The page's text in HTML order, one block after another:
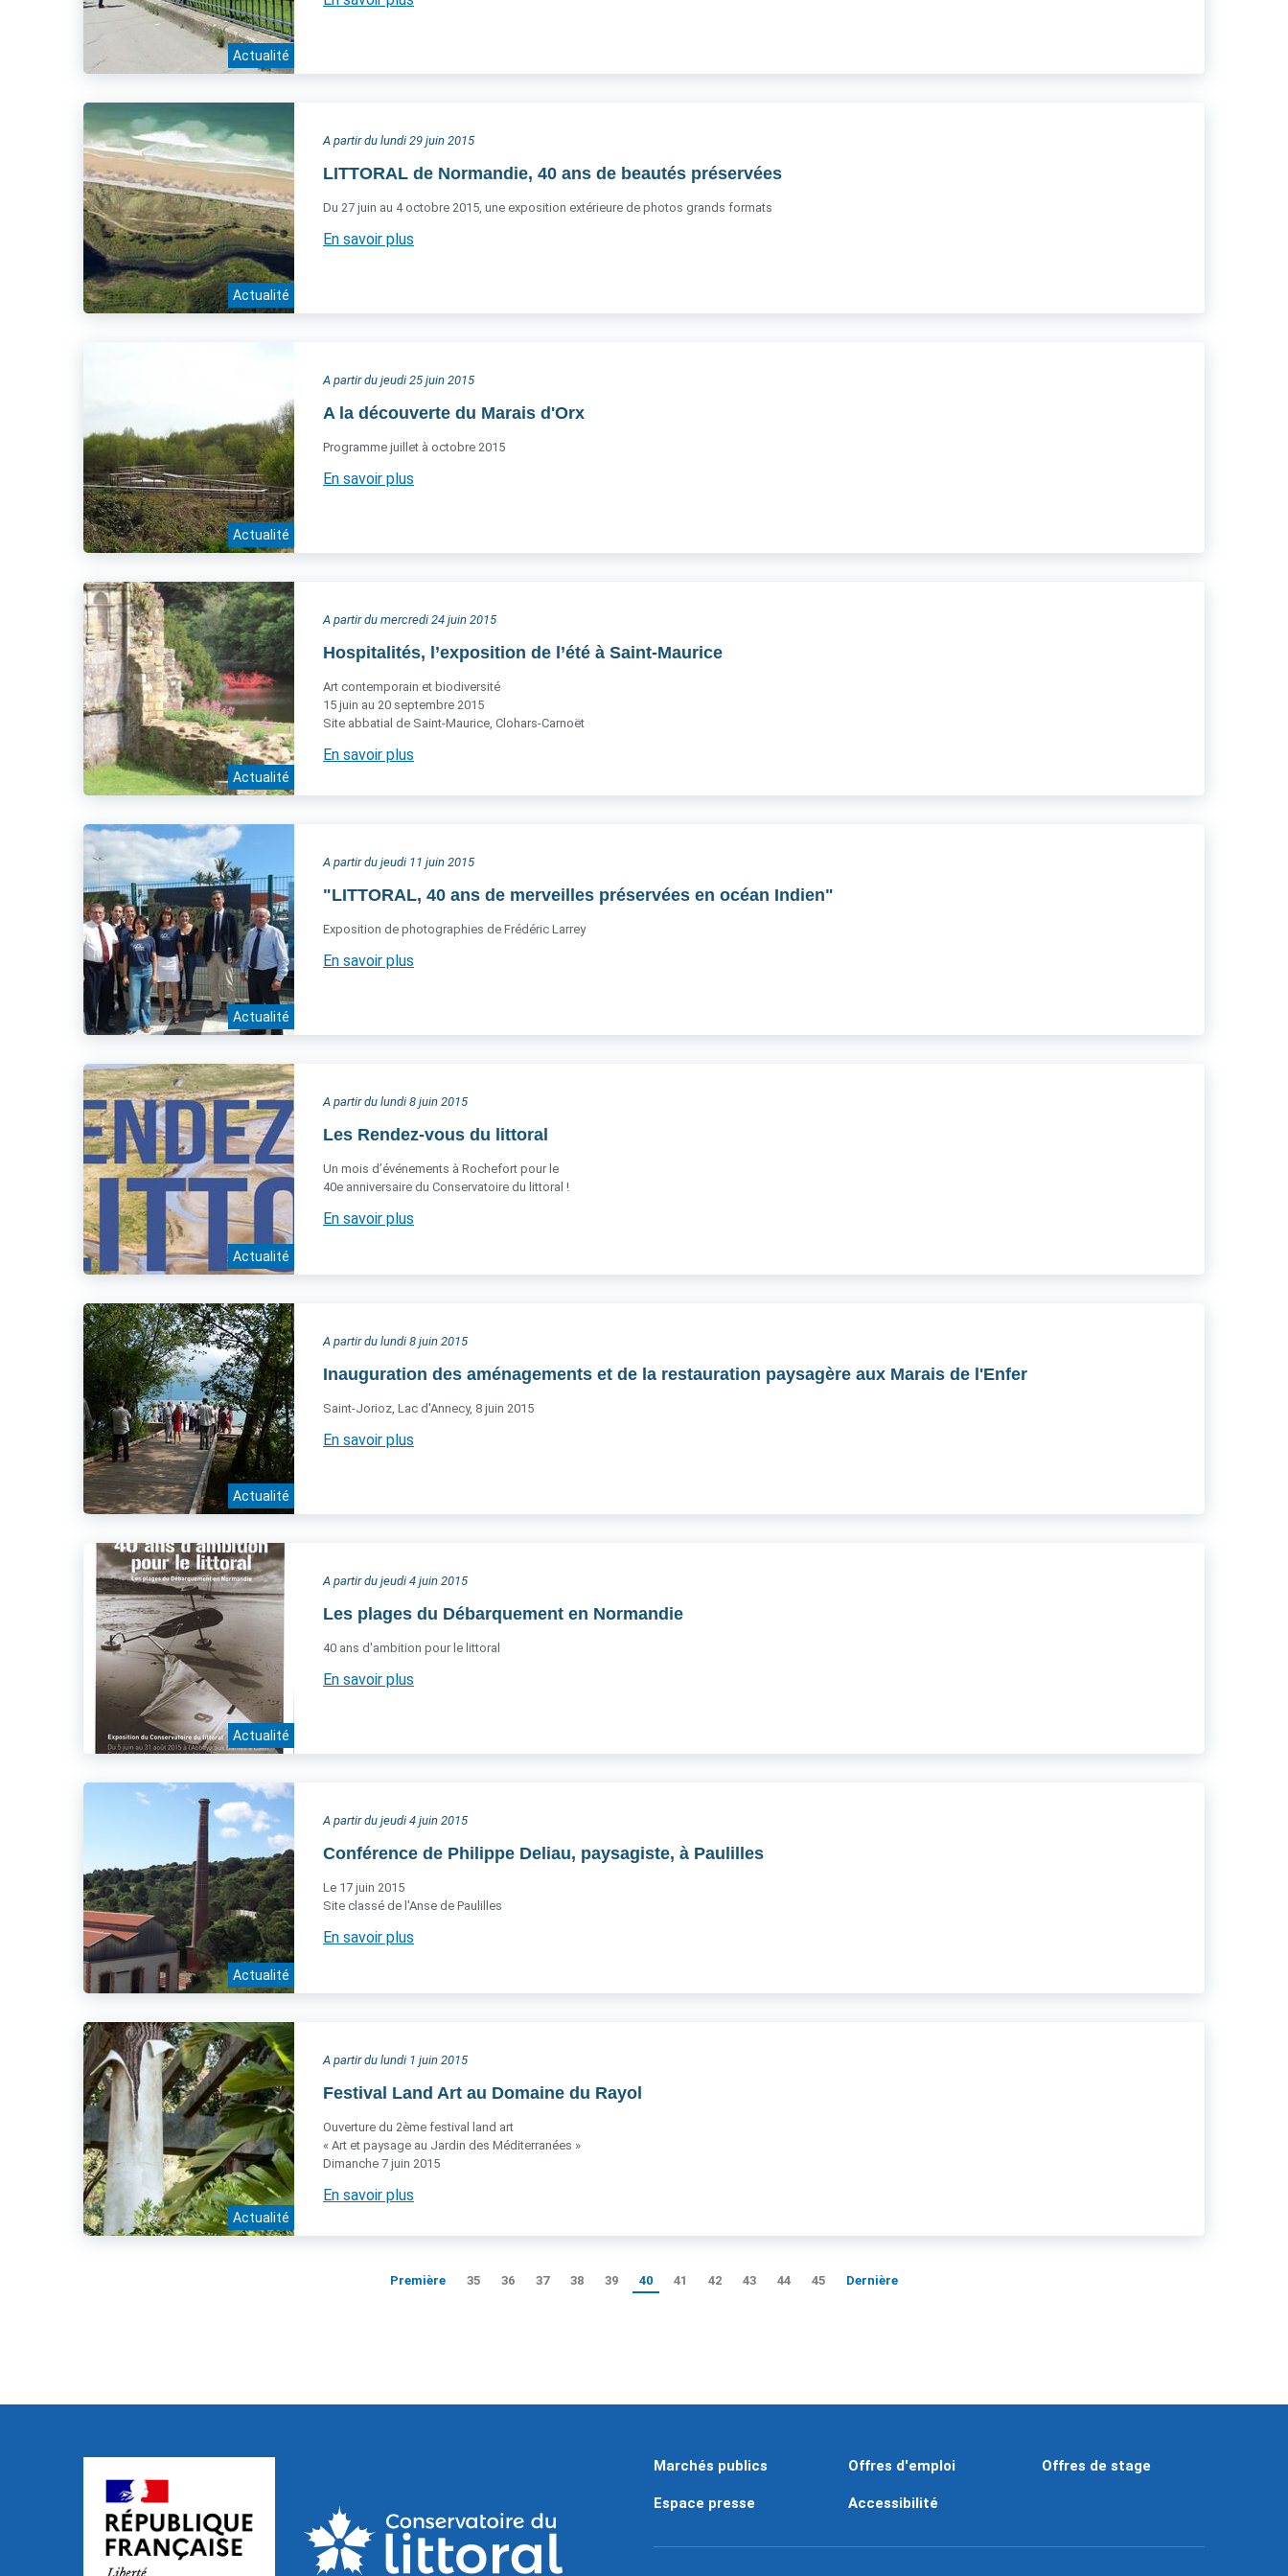
Actualité
Actualité
A partir du lundi 29 juin 2015
LITTORAL de Normandie, 40 ans de beautés préservées
Du 27 juin au 4 octobre 2015, une exposition extérieure de photos grands formats
En savoir plus
Actualité
A partir du jeudi 25 juin 2015
A la découverte du Marais d'Orx
Programme juillet à octobre 2015
En savoir plus
Actualité
A partir du mercredi 24 juin 2015
Hospitalités, l’exposition de l’été à Saint-Maurice
Art contemporain et biodiversité
15 juin au 20 septembre 2015
Site abbatial de Saint-Maurice, Clohars-Carnoët
En savoir plus
Actualité
A partir du jeudi 11 juin 2015
"LITTORAL, 40 ans de merveilles préservées en océan Indien"
Exposition de photographies de Frédéric Larrey
En savoir plus
Actualité
A partir du lundi 8 juin 2015
Les Rendez-vous du littoral
Un mois d’événements à Rochefort pour le
40e anniversaire du Conservatoire du littoral !
En savoir plus
Actualité
A partir du lundi 8 juin 2015
Inauguration des aménagements et de la restauration paysagère aux Marais de l'Enfer
Saint-Jorioz, Lac d'Annecy, 8 juin 2015
En savoir plus
Actualité
A partir du jeudi 4 juin 2015
Les plages du Débarquement en Normandie
40 ans d'ambition pour le littoral
En savoir plus
Actualité
A partir du jeudi 4 juin 2015
Conférence de Philippe Deliau, paysagiste, à Paulilles
Le 17 juin 2015
Site classé de l'Anse de Paulilles
En savoir plus
Actualité
A partir du lundi 1 juin 2015
Festival Land Art au Domaine du Rayol
Ouverture du 2ème festival land art
« Art et paysage au Jardin des Méditerranées »
Dimanche 7 juin 2015
En savoir plus
Première 35 36 37 38 39 40 41 42 43 44 45 Dernière
Marchés publics Offres d'emploi Offres de stage
Espace presse Accessibilité